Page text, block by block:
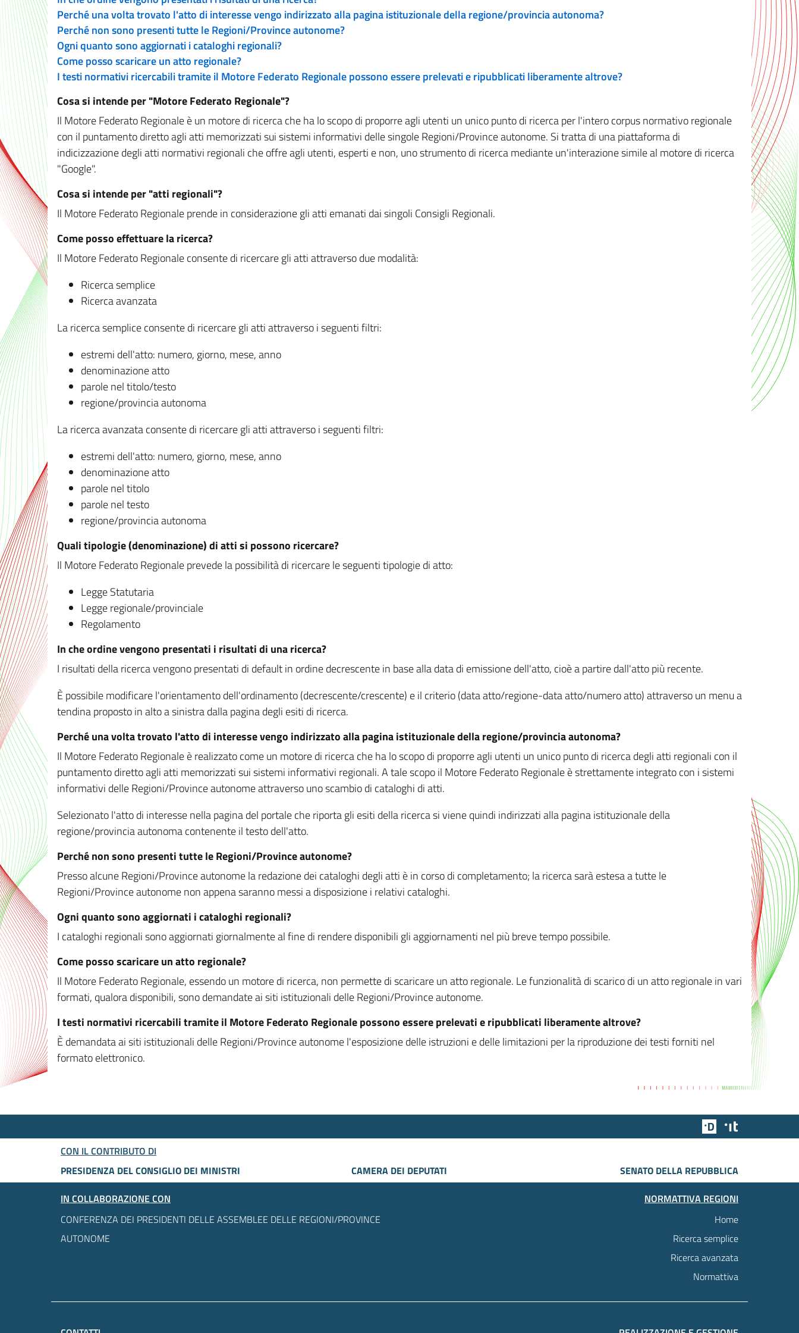
Perché una volta trovato l'atto di interesse vengo indirizzato alla pagina istituzionale della regione/provincia autonoma?
Perché non sono presenti tutte le Regioni/Province autonome?
Ogni quanto sono aggiornati i cataloghi regionali?
Come posso scaricare un atto regionale?
I testi normativi ricercabili tramite il Motore Federato Regionale possono essere prelevati e ripubblicati liberamente altrove?
Cosa si intende per "Motore Federato Regionale"?
Il Motore Federato Regionale è un motore di ricerca che ha lo scopo di proporre agli utenti un unico punto di ricerca per l'intero corpus normativo regionale
con il puntamento diretto agli atti memorizzati sui sistemi informativi delle singole Regioni/Province autonome. Si tratta di una piattaforma di
indicizzazione degli atti normativi regionali che offre agli utenti, esperti e non, uno strumento di ricerca mediante un'interazione simile al motore di ricerca
"Google".
Cosa si intende per "atti regionali"?
Il Motore Federato Regionale prende in considerazione gli atti emanati dai singoli Consigli Regionali.
Come posso effettuare la ricerca?
Il Motore Federato Regionale consente di ricercare gli atti attraverso due modalità:
Ricerca semplice
Ricerca avanzata
La ricerca semplice consente di ricercare gli atti attraverso i seguenti filtri:
estremi dell'atto: numero, giorno, mese, anno
denominazione atto
parole nel titolo/testo
regione/provincia autonoma
La ricerca avanzata consente di ricercare gli atti attraverso i seguenti filtri:
estremi dell'atto: numero, giorno, mese, anno
denominazione atto
parole nel titolo
parole nel testo
regione/provincia autonoma
Quali tipologie (denominazione) di atti si possono ricercare?
Il Motore Federato Regionale prevede la possibilità di ricercare le seguenti tipologie di atto:
Legge Statutaria
Legge regionale/provinciale
Regolamento
In che ordine vengono presentati i risultati di una ricerca?
I risultati della ricerca vengono presentati di default in ordine decrescente in base alla data di emissione dell'atto, cioè a partire dall'atto più recente.
È possibile modificare l'orientamento dell'ordinamento (decrescente/crescente) e il criterio (data atto/regione-data atto/numero atto) attraverso un menu a
tendina proposto in alto a sinistra dalla pagina degli esiti di ricerca.
Perché una volta trovato l'atto di interesse vengo indirizzato alla pagina istituzionale della regione/provincia autonoma?
Il Motore Federato Regionale è realizzato come un motore di ricerca che ha lo scopo di proporre agli utenti un unico punto di ricerca degli atti regionali con il
puntamento diretto agli atti memorizzati sui sistemi informativi regionali. A tale scopo il Motore Federato Regionale è strettamente integrato con i sistemi
informativi delle Regioni/Province autonome attraverso uno scambio di cataloghi di atti.
Selezionato l'atto di interesse nella pagina del portale che riporta gli esiti della ricerca si viene quindi indirizzati alla pagina istituzionale della
regione/provincia autonoma contenente il testo dell'atto.
Perché non sono presenti tutte le Regioni/Province autonome?
Presso alcune Regioni/Province autonome la redazione dei cataloghi degli atti è in corso di completamento; la ricerca sarà estesa a tutte le
Regioni/Province autonome non appena saranno messi a disposizione i relativi cataloghi.
Ogni quanto sono aggiornati i cataloghi regionali?
I cataloghi regionali sono aggiornati giornalmente al fine di rendere disponibili gli aggiornamenti nel più breve tempo possibile.
Come posso scaricare un atto regionale?
Il Motore Federato Regionale, essendo un motore di ricerca, non permette di scaricare un atto regionale. Le funzionalità di scarico di un atto regionale in vari
formati, qualora disponibili, sono demandate ai siti istituzionali delle Regioni/Province autonome.
I testi normativi ricercabili tramite il Motore Federato Regionale possono essere prelevati e ripubblicati liberamente altrove?
È demandata ai siti istituzionali delle Regioni/Province autonome l'esposizione delle istruzioni e delle limitazioni per la riproduzione dei testi forniti nel
formato elettronico.
Team Digitale
CON IL CONTRIBUTO DI
PRESIDENZA DEL CONSIGLIO DEI MINISTRI
CAMERA DEI DEPUTATI
SENATO DELLA REPUBBLICA
IN COLLABORAZIONE CON
CONFERENZA DEI PRESIDENTI DELLE ASSEMBLEE DELLE REGIONI/PROVINCE
AUTONOME
NORMATTIVA REGIONI
Home
Ricerca semplice
Ricerca avanzata
Normattiva